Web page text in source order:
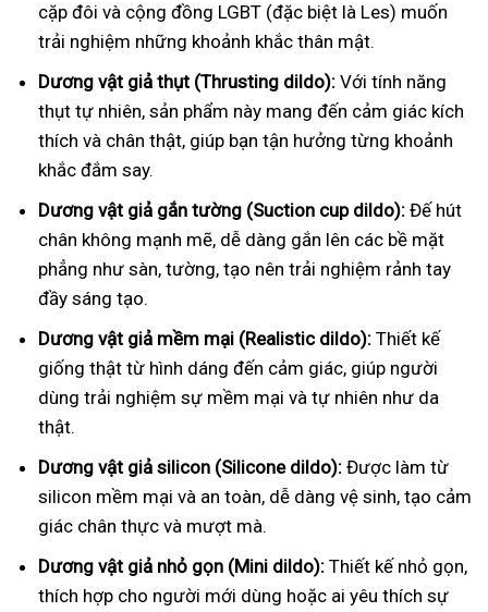
cặp đôi và cộng đồng LGBT (đặc biệt là Les) muốn
trải nghiệm những khoảnh khắc thân mật.
Dương vật giả thụt (Thrusting dildo): Với tính năng
thụt tự nhiên, sản phẩm này mang đến cảm giác kích
thích và chân thật, giúp bạn tận hưởng từng khoảnh
khắc đắm say.
Dương vật giả gắn tường (Suction cup dildo): Đế hút
chân không mạnh mẽ, dễ dàng gắn lên các bề mặt
phẳng như sàn, tường, tạo nên trải nghiệm rảnh tay
đầy sáng tạo.
Dương vật giả mềm mại (Realistic dildo): Thiết kế
giống thật từ hình dáng đến cảm giác, giúp người
dùng trải nghiệm sự mềm mại và tự nhiên như da
thật.
Dương vật giả silicon (Silicone dildo): Được làm từ
silicon mềm mại và an toàn, dễ dàng vệ sinh, tạo cảm
giác chân thực và mượt mà.
Dương vật giả nhỏ gọn (Mini dildo): Thiết kế nhỏ gọn,
thích hợp cho người mới dùng hoặc ai yêu thích sự